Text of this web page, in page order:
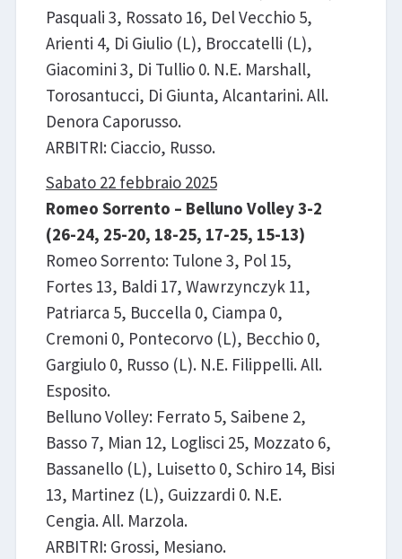
Pasquali 3, Rossato 16, Del Vecchio 5,
Arienti 4, Di Giulio (L), Broccatelli (L),
Giacomini 3, Di Tullio 0. N.E. Marshall,
Torosantucci, Di Giunta, Alcantarini. All.
Denora Caporusso.
ARBITRI: Ciaccio, Russo.
Sabato 22 febbraio 2025
Romeo Sorrento – Belluno Volley 3-2
(26-24, 25-20, 18-25, 17-25, 15-13)
Romeo Sorrento: Tulone 3, Pol 15,
Fortes 13, Baldi 17, Wawrzynczyk 11,
Patriarca 5, Buccella 0, Ciampa 0,
Cremoni 0, Pontecorvo (L), Becchio 0,
Gargiulo 0, Russo (L). N.E. Filippelli. All.
Esposito.
Belluno Volley: Ferrato 5, Saibene 2,
Basso 7, Mian 12, Loglisci 25, Mozzato 6,
Bassanello (L), Luisetto 0, Schiro 14, Bisi
13, Martinez (L), Guizzardi 0. N.E.
Cengia. All. Marzola.
ARBITRI: Grossi, Mesiano.